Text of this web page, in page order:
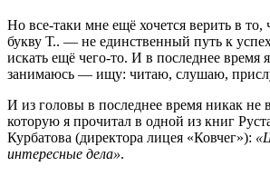
Но все-таки мне ещё хочется верить в то,
букву Т.. — не единственный путь к
искать ещё чего-то. И в последнее время
занимаюсь — ищу: читаю, слушаю,
И из головы в последнее время никак не
которую я прочитал в одной из книг
Курбатова (директора лицея «Ковчег»):
интересные дела».